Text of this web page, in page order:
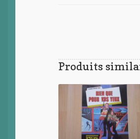
Produits